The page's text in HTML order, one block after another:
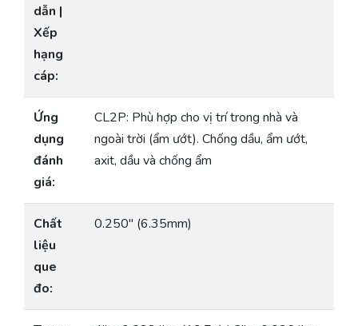
dẫn |
Xếp
hạng
cáp:
Ứng
dụng
đánh
giá:
CL2P: Phù hợp cho vị trí trong nhà và
ngoài trời (ẩm ướt). Chống dầu, ẩm ướt,
axit, dầu và chống ẩm
Chất
liệu
que
đo:
0.250″ (6.35mm)